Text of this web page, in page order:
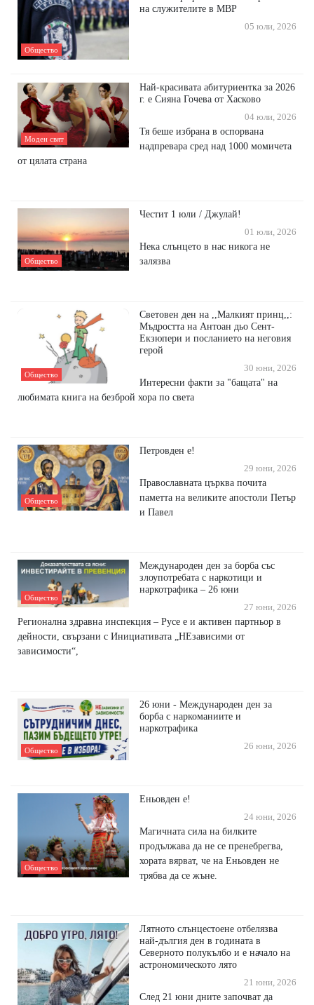
Общество
на служителите в МВР
05 юли, 2026
Моден свят
Най-красивата абитуриентка за 2026
г. е Сияна Гочева от Хасково
04 юли, 2026
Тя беше избрана в оспорвана
надпревара сред над 1000 момичета
от цялата страна
Общество
Честит 1 юли / Джулай!
01 юли, 2026
Нека слънцето в нас никога не
залязва
Общество
Световен ден на ,,Малкият принц,,:
Мъдростта на Антоан дьо Сент-
Екзюпери и посланието на неговия
герой
30 юни, 2026
Интересни факти за "бащата" на
любимата книга на безброй хора по света
Общество
Петровден е!
29 юни, 2026
Православната църква почита
паметта на великите апостоли Петър
и Павел
Общество
Международен ден за борба със
злоупотребата с наркотици и
наркотрафика – 26 юни
27 юни, 2026
Регионална здравна инспекция – Русе е и активен партньор в
дейности, свързани с Инициативата „НЕзависими от
зависимости“,
Общество
26 юни - Международен ден за
борба с наркоманиите и
наркотрафика
26 юни, 2026
Общество
Еньовден е!
24 юни, 2026
Магичната сила на билките
продължава да не се пренебрегва,
хората вярват, че на Еньовден не
трябва да се жъне.
Лятното слънцестоене отбелязва
най-дългия ден в годината в
Северното полукълбо и е начало на
астрономическото лято
21 юни, 2026
След 21 юни дните започват да